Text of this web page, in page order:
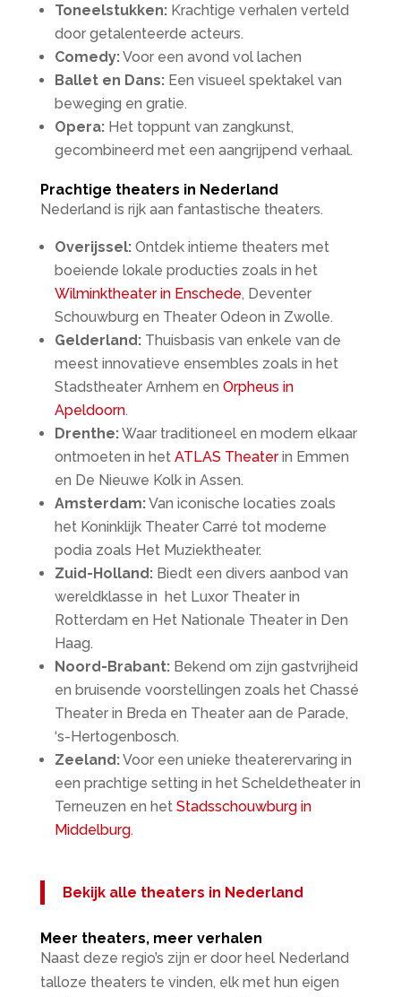
Toneelstukken:Krachtige verhalen verteld
door getalenteerde acteurs.
Comedy:Voor een avond vol lachen
Ballet en Dans:Een visueel spektakel van
beweging en gratie.
Opera:Het toppunt van zangkunst,
gecombineerd met een aangrijpend verhaal.
Prachtige theaters in Nederland
Nederland is rijk aan fantastische theaters.
Overijssel:Ontdek intieme theaters met
boeiende lokale producties zoals in het
Wilminktheater in Enschede, Deventer
Schouwburg en Theater Odeon in Zwolle.
Gelderland:Thuisbasis van enkele van de
meest innovatieve ensembles zoals in het
Stadstheater Arnhem en Orpheus in
Apeldoorn.
Drenthe:Waar traditioneel en modern elkaar
ontmoeten in het ATLAS Theaterin Emmen
en De Nieuwe Kolk in Assen.
Amsterdam:Van iconische locaties zoals
het Koninklijk Theater Carré tot moderne
podia zoals Het Muziektheater.
Zuid-Holland:Biedt een divers aanbod van
wereldklasse in het Luxor Theater in
Rotterdam en Het Nationale Theater in Den
Haag.
Noord-Brabant:Bekend om zijn gastvrijheid
en bruisende voorstellingen zoals het Chassé
Theater in Breda en Theater aan de Parade,
‘s-Hertogenbosch.
Zeeland:Voor een unieke theaterervaring in
een prachtige setting in het Scheldetheater in
Terneuzen en het Stadsschouwburg in
Middelburg.
Bekijk alle theaters in Nederland
Meer theaters, meer verhalen
Naast deze regio’s zijn er door heel Nederland
talloze theaters te vinden, elk met hun eigen